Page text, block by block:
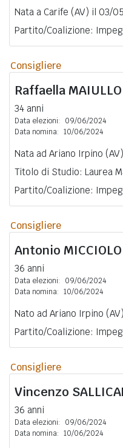
Nata a Carife (AV) il 03/
Partito/Coalizione:
Consigliere
Raffaella MAIULLO
34 anni
Data elezioni:
09/06/2024
Data nomina: 10/06/2024
Nata ad Ariano Irpino
Titolo di Studio: Laurea
Partito/Coalizione:
Consigliere
Antonio MICCIOLO
36 anni
Data elezioni:
09/06/2024
Data nomina: 10/06/2024
Nato ad Ariano Irpino
Partito/Coalizione:
Consigliere
Vincenzo
36 anni
Data elezioni:
09/06/2024
Data nomina: 10/06/2024